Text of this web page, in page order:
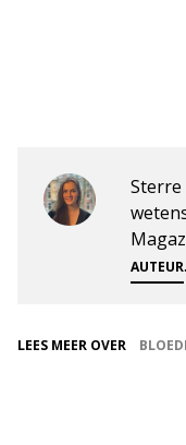
Sterre
AUTEUR.
LEES MEER OVER